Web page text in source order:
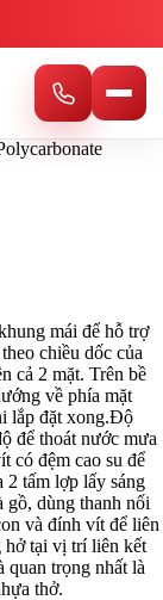
mái để hỗ trợ
chiều dốc của
cả 2 mặt. Trên bề
về phía mặt
lắp đặt xong.Độ
để thoát nước mưa
có đệm cao su để
2 tấm lợp lấy sáng
gồ, dùng thanh nối
và đính vít để liên
hở tại vị trí liên kết
quan trọng nhất là
thở.